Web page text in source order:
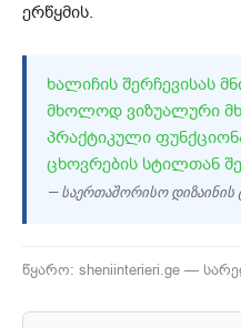
ერწყმის.
ᲮᲐᲚᲘᲩᲘᲡ ᲨᲔᲠᲩᲔᲕᲘᲡᲐᲡ
ᲛᲮᲝᲚᲝᲓ ᲕᲘᲖᲣᲐᲚᲣᲠᲘ
ᲞᲠᲐᲥᲢᲘᲙᲣᲚᲘ
ᲪᲮᲝᲕᲠᲔᲑᲘᲡ ᲡᲢᲘᲚᲗᲐᲜ
— საერთაშორისო დიზაინის
წყარო: sheniinterieri.ge —